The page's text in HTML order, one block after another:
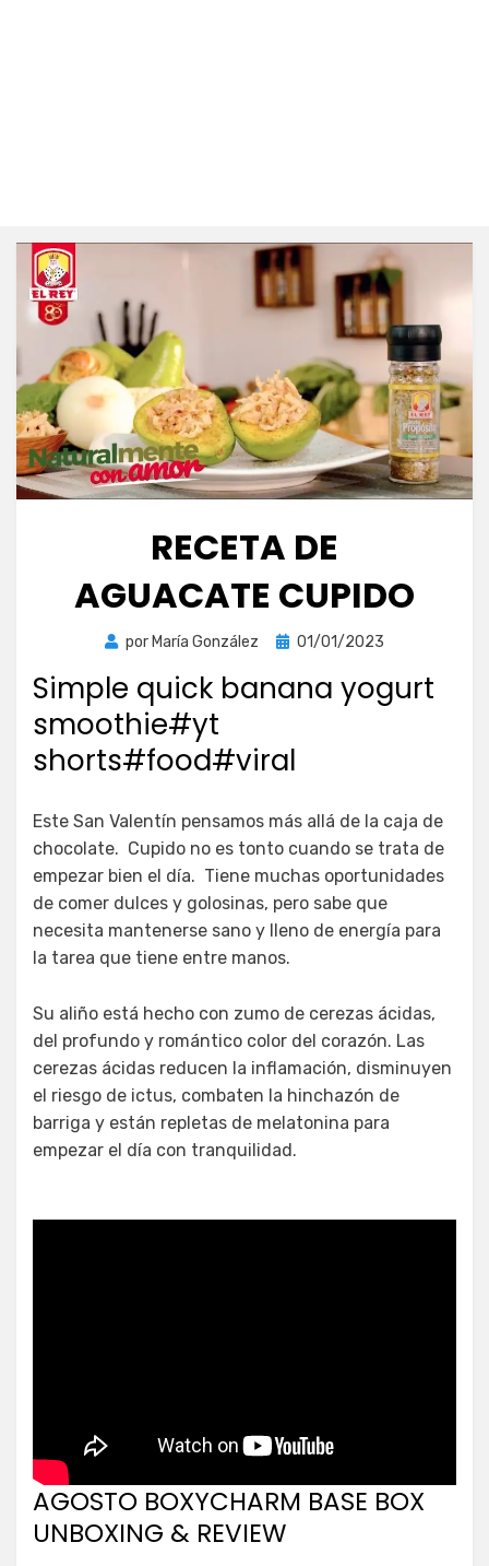
RECETA DE
AGUACATE CUPIDO
por María González
Publicada
01/01/2023
Simple quick banana yogurt
smoothie#yt
shorts#food#viral
Este San Valentín pensamos más allá de la caja de
chocolate. Cupido no es tonto cuando se trata de
empezar bien el día. Tiene muchas oportunidades
de comer dulces y golosinas, pero sabe que
necesita mantenerse sano y lleno de energía para
la tarea que tiene entre manos.
Su aliño está hecho con zumo de cerezas ácidas,
del profundo y romántico color del corazón. Las
cerezas ácidas reducen la inflamación, disminuyen
el riesgo de ictus, combaten la hinchazón de
barriga y están repletas de melatonina para
empezar el día con tranquilidad.
AGOSTO BOXYCHARM BASE BOX
UNBOXING & REVIEW